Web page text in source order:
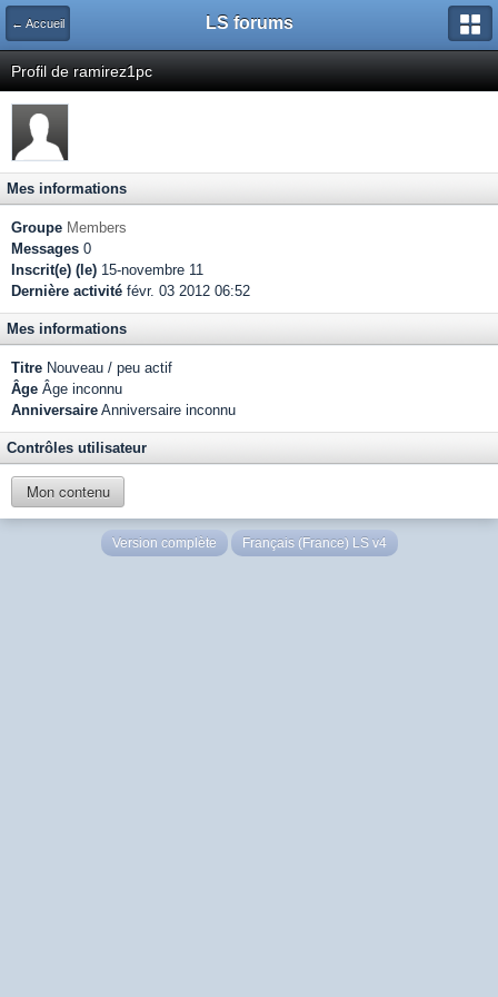
← Accueil LS forums
Profil de ramirez1pc
Mes informations
Groupe Members
Messages 0
Inscrit(e) (le) 15-novembre 11
Dernière activité févr. 03 2012 06:52
Mes informations
Titre Nouveau / peu actif
Âge Âge inconnu
Anniversaire Anniversaire inconnu
Contrôles utilisateur
Mon contenu
Version complète Français (France) LS v4